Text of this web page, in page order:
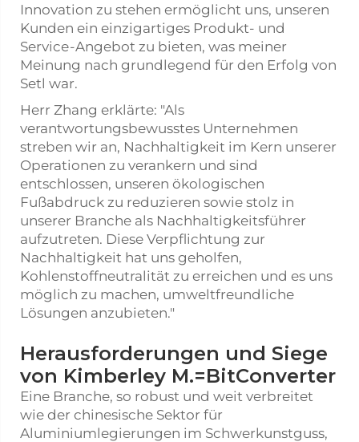
Innovation zu stehen ermöglicht uns, unseren
Kunden ein einzigartiges Produkt- und
Servicе-Angebot zu bieten, was meiner
Meinung nach grundlegend für den Erfolg von
Setl war.
Herr Zhang erklärte: "Als
verantwortungsbewusstes Unternehmen
streben wir an, Nachhaltigkeit im Kern unserer
Operationen zu verankern und sind
entschlossen, unseren ökologischen
Fußabdruck zu reduzieren sowie stolz in
unserer Branche als Nachhaltigkeitsführer
aufzutreten. Diese Verpflichtung zur
Nachhaltigkeit hat uns geholfen,
Kohlenstoffneutralität zu erreichen und es uns
möglich zu machen, umweltfreundliche
Lösungen anzubieten."
Herausforderungen und Siege
von Kimberley M.=BitConverter
Eine Branche, so robust und weit verbreitet
wie der chinesische Sektor für
Aluminiumlegierungen im Schwerkunstguss,